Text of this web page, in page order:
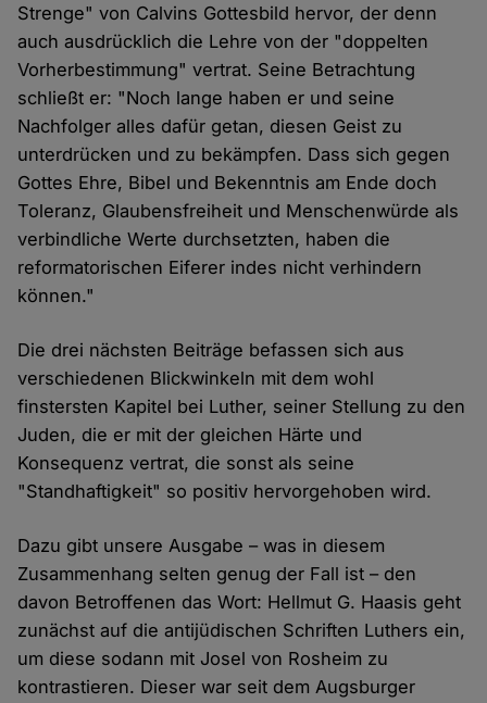
Strenge" von Calvins Gottesbild hervor, der denn
auch ausdrücklich die Lehre von der "doppelten
Vorherbestimmung" vertrat. Seine Betrachtung
schließt er: "Noch lange haben er und seine
Nachfolger alles dafür getan, diesen Geist zu
unterdrücken und zu bekämpfen. Dass sich gegen
Gottes Ehre, Bibel und Bekenntnis am Ende doch
Toleranz, Glaubensfreiheit und Menschenwürde als
verbindliche Werte durchsetzten, haben die
reformatorischen Eiferer indes nicht verhindern
können."
Die drei nächsten Beiträge befassen sich aus
verschiedenen Blickwinkeln mit dem wohl
finstersten Kapitel bei Luther, seiner Stellung zu den
Juden, die er mit der gleichen Härte und
Konsequenz vertrat, die sonst als seine
"Standhaftigkeit" so positiv hervorgehoben wird.
Dazu gibt unsere Ausgabe – was in diesem
Zusammenhang selten genug der Fall ist – den
davon Betroffenen das Wort: Hellmut G. Haasis geht
zunächst auf die antijüdischen Schriften Luthers ein,
um diese sodann mit Josel von Rosheim zu
kontrastieren. Dieser war seit dem Augsburger